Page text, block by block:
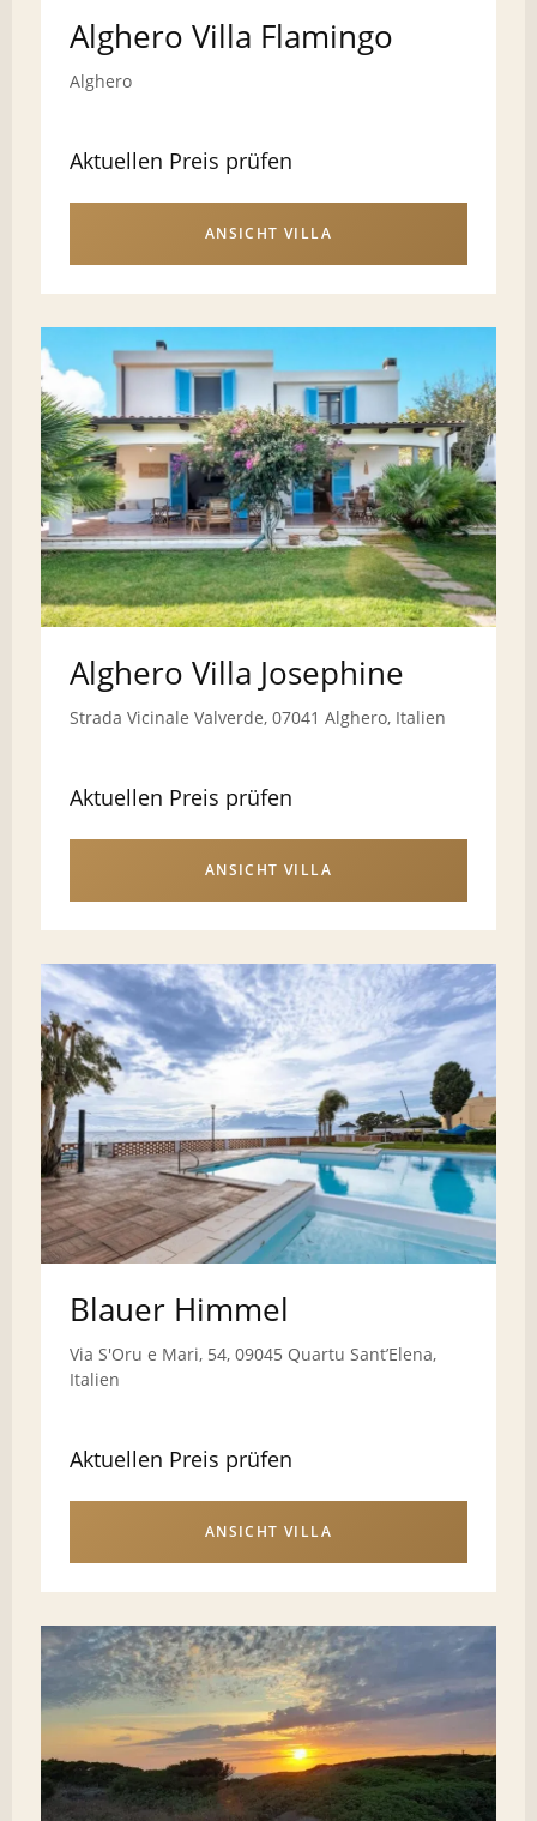
Alghero Villa Flamingo
Alghero
Aktuellen Preis prüfen
ANSICHT VILLA
Alghero Villa Josephine
Strada Vicinale Valverde, 07041 Alghero, Italien
Aktuellen Preis prüfen
ANSICHT VILLA
Blauer Himmel
Via S'Oru e Mari, 54, 09045 Quartu SantʼElena,
Italien
Aktuellen Preis prüfen
ANSICHT VILLA